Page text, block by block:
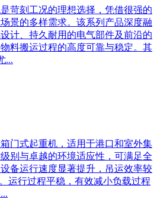
苛刻工况的理想选择，凭借很强的
景的多样需求。该系列产品深度融
计、持久耐用的电气部件及前沿的
料搬运过程的高度可靠与稳定。其
...
门式起重机，适用于港口和室外集
别与卓越的环境适应性，可满足全
备运行速度显著提升，吊运效率较
运行过程平稳，有效减小负载过程